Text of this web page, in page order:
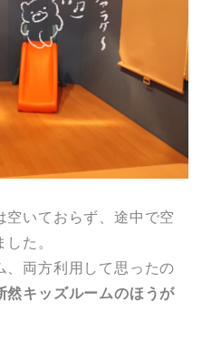
空いておらず、途中で空
た。
、両方利用して思ったの
然キッズルームのほうが